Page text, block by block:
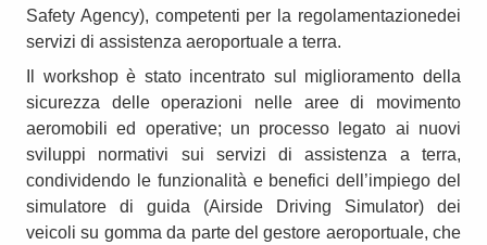
Safety Agency), competenti per la regolamentazionedei
servizi di assistenza aeroportuale a terra.
Il workshop è stato incentrato sul miglioramento della
sicurezza delle operazioni nelle aree di movimento
aeromobili ed operative; un processo legato ai nuovi
sviluppi normativi sui servizi di assistenza a terra,
condividendo le funzionalità e benefici dell’impiego del
simulatore di guida (Airside Driving Simulator) dei
veicoli su gomma da parte del gestore aeroportuale, che